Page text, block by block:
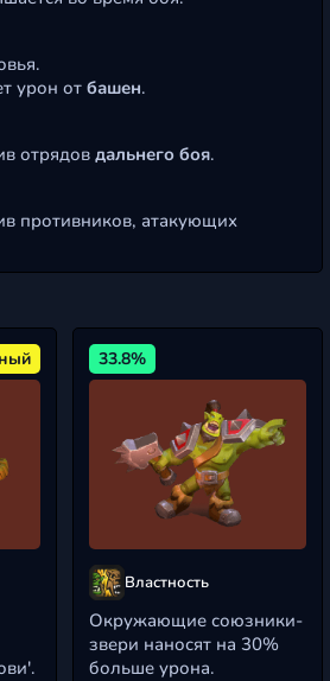
урон от башен.
отрядов дальнего боя.
противников, атакующих
33.8%
Властность
Окружающие союзники-
звери наносят на 30%
больше урона.